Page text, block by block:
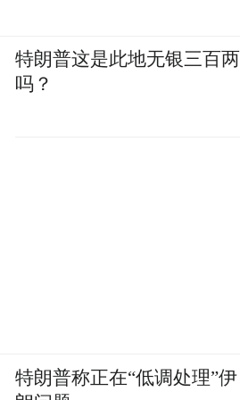
特朗普这是此地无银三百两
吗？
特朗普称正在“低调处理”伊